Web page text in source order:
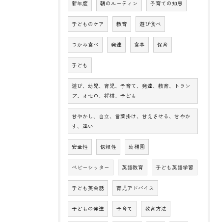
新年度 朝のルーティン 子育ての知恵
子どものケア 教育 遊び食べ
つかみ食べ 発達 食事 保育
子ども
遊び、幼児、育児、子育て、発達、教育、トラン
プ、オセロ、将棋、子ども
甘やかし、自立、言葉掛け、甘えさせる、甘やか
す、違い
安全性 信頼性 幼稚園
ベビーシッター 英語教育 子ども英語学習
子ども英会話 育児アドバイス
子どもの発達 子育て 教育方法